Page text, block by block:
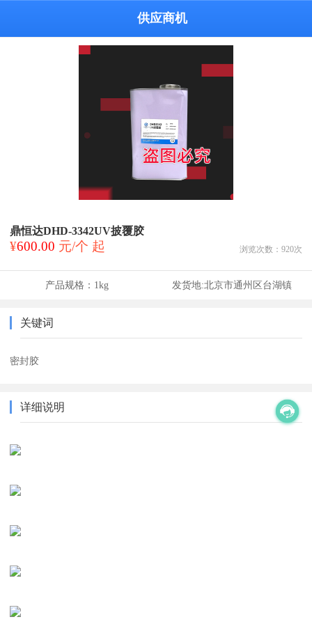
供应商机
鼎恒达DHD-3342UV披覆胶
¥600.00 元/个 起 浏览次数： 920次
产品规格： 1kg 发货地:北京市通州区台湖镇
关键词
密封胶
详细说明